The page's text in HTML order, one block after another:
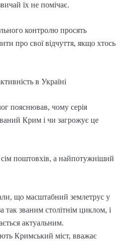
їх не помічає.
контролю просять
про свої відчуття, якщо хтось
в Україні
пояснював, чому серія
Крим і чи загрожує це
сім поштовхів, а найпотужніший
що масштабний землетрус у
званим столітнім циклом, і
актуальним.
Кримський міст, вважає